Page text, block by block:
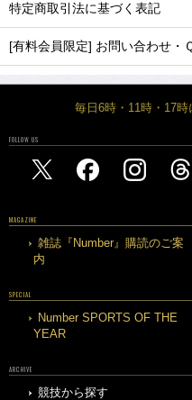
特定商取引法に基づく表記
[有料会員限定] お問い合わせ・
毎日6時・11時・17
FOLLOW US
MAGAZINE
雑誌『Number』購読のご案
内
SPECIAL
Number SPORTS OF THE
YEAR
ARCHIVE
競技から探す